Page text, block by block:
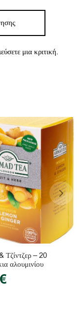
μια κριτική.
Τζίντζερ – 20
αλουμινίου